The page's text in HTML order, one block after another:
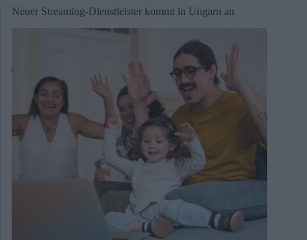
Neuer Streaming-Dienstleister kommt in Ungarn an